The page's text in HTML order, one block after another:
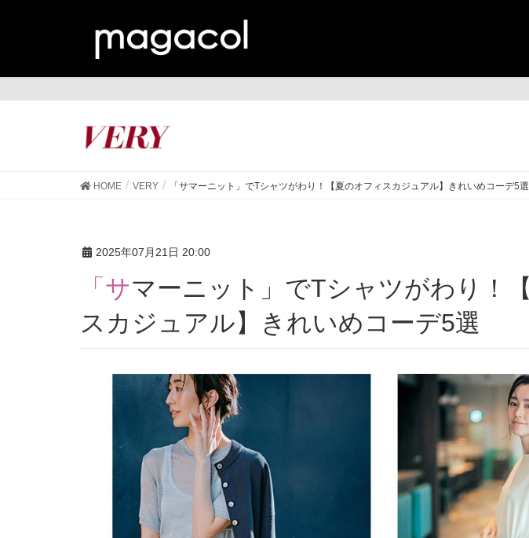
HOME VERY 「サマーニット」でTシャツがわり！【夏のオフィスカジュアル】きれいめコーデ5選
2025年07月21日 20:00
「サマーニット」でTシャツがわり！【夏のオフィ
スカジュアル】きれいめコーデ5選